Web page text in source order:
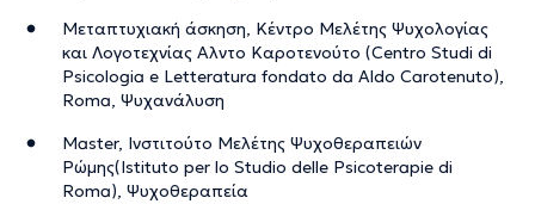
Μεταπτυχιακή άσκηση, Κέντρο Μελέτης Ψυχολογίας
και Λογοτεχνίας Αλντο Καροτενούτο (Centro Studi di
Psicologia e Letteratura fondato da Aldo Carotenuto),
Roma, Ψυχανάλυση
Master, Ινστιτούτο Μελέτης Ψυχοθεραπειών
Ρώμης(Istituto per lo Studio delle Psicoterapie di
Roma), Ψυχοθεραπεία